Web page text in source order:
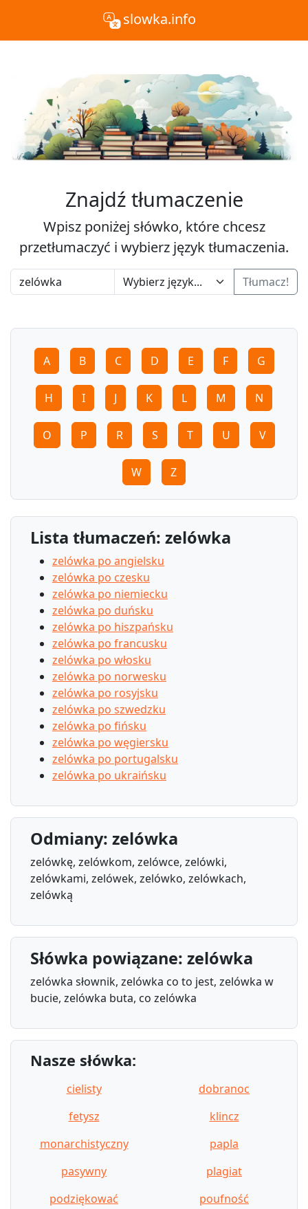
slowka.info
Znajdź tłumaczenie
Wpisz poniżej słówko, które chcesz
przetłumaczyć i wybierz język tłumaczenia.
Tłumacz!
A B C D E F G
H I J K L M N
O P R S T U V
W Z
Lista tłumaczeń: zelówka
zelówka po angielsku
zelówka po czesku
zelówka po niemiecku
zelówka po duńsku
zelówka po hiszpańsku
zelówka po francusku
zelówka po włosku
zelówka po norwesku
zelówka po rosyjsku
zelówka po szwedzku
zelówka po fińsku
zelówka po węgiersku
zelówka po portugalsku
zelówka po ukraińsku
Odmiany: zelówka
zelówkę, zelówkom, zelówce, zelówki,
zelówkami, zelówek, zelówko, zelówkach,
zelówką
Słówka powiązane: zelówka
zelówka słownik, zelówka co to jest, zelówka w
bucie, zelówka buta, co zelówka
Nasze słówka:
cielisty
dobranoc
fetysz
klincz
monarchistyczny
papla
pasywny
plagiat
podziękować
poufność